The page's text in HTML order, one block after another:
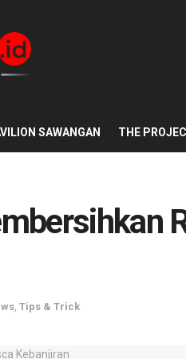
SAWANGAN THE
Tips & Trick